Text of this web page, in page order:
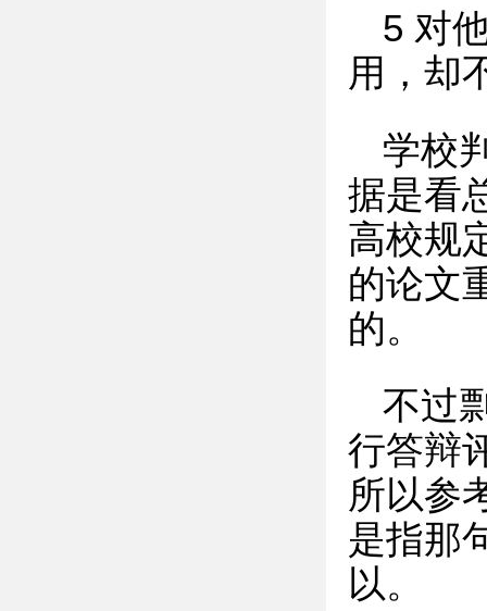
5 对
用，却
学校
据是看
高校规
的论文
的。
不过
行答辩
所以参
是指那
以。